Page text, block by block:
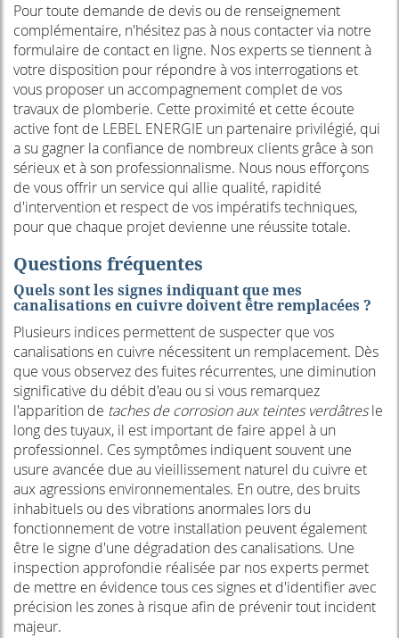
Pour toute demande de devis ou de renseignement
complémentaire, n'hésitez pas à nous contacter via notre
formulaire de contact en ligne. Nos experts se tiennent à
votre disposition pour répondre à vos interrogations et
vous proposer un accompagnement complet de vos
travaux de plomberie. Cette proximité et cette écoute
active font de LEBEL ENERGIE un partenaire privilégié, qui
a su gagner la confiance de nombreux clients grâce à son
sérieux et à son professionnalisme. Nous nous efforçons
de vous offrir un service qui allie qualité, rapidité
d'intervention et respect de vos impératifs techniques,
pour que chaque projet devienne une réussite totale.
Questions fréquentes
Quels sont les signes indiquant que mes
canalisations en cuivre doivent être remplacées ?
Plusieurs indices permettent de suspecter que vos
canalisations en cuivre nécessitent un remplacement. Dès
que vous observez des fuites récurrentes, une diminution
significative du débit d'eau ou si vous remarquez
l'apparition de taches de corrosion aux teintes verdâtresle
long des tuyaux, il est important de faire appel à un
professionnel. Ces symptômes indiquent souvent une
usure avancée due au vieillissement naturel du cuivre et
aux agressions environnementales. En outre, des bruits
inhabituels ou des vibrations anormales lors du
fonctionnement de votre installation peuvent également
être le signe d'une dégradation des canalisations. Une
inspection approfondie réalisée par nos experts permet
de mettre en évidence tous ces signes et d'identifier avec
précision les zones à risque afin de prévenir tout incident
majeur.